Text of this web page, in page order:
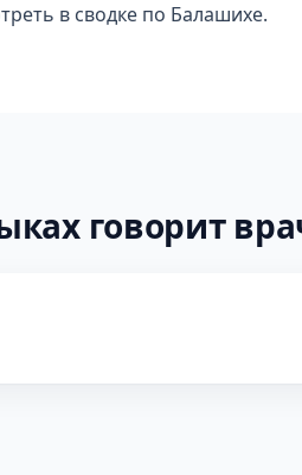
в сводке по Балашихе.
говорит